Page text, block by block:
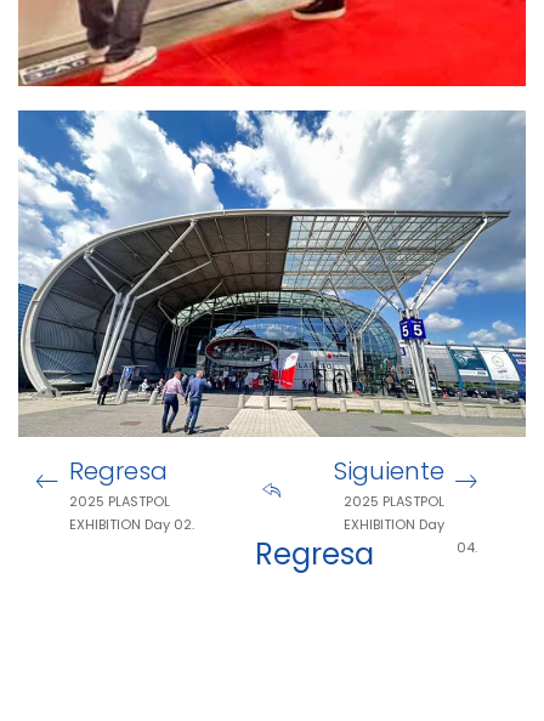
Regresa
2025 PLASTPOL
EXHIBITION Day 02.
Regresa
Siguiente
2025 PLASTPOL
EXHIBITION Day
04.